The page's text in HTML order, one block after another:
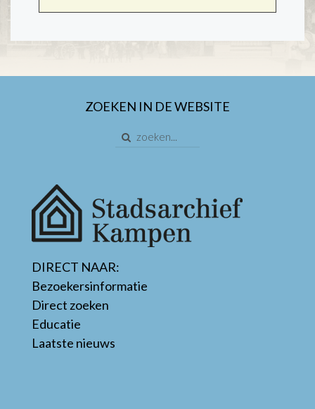
ZOEKEN IN DE WEBSITE
DIRECT NAAR:
Bezoekersinformatie
Direct zoeken
Educatie
Laatste nieuws